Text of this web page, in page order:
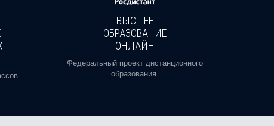
ВЫСШЕЕ
ОБРАЗОВАНИЕ
ОНЛАЙН
Федеральный проект дистанционного
образования.